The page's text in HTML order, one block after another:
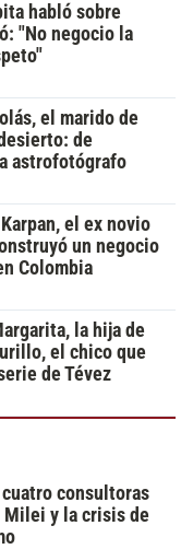
habló sobre
"No negocio la
el marido de
de
astrofotógrafo
el ex novio
un negocio
Colombia
la hija de
el chico que
de Tévez
cuatro consultoras
Milei y la crisis de